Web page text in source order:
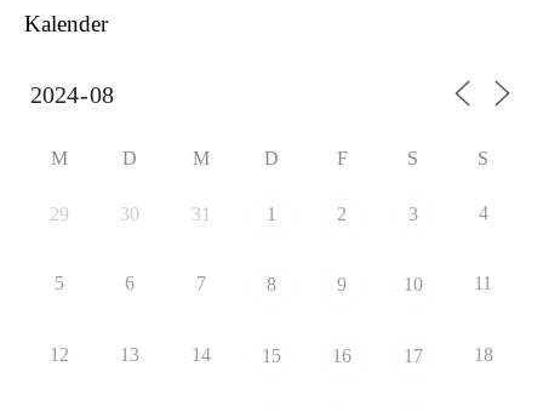
Kalender
M D M D F S S
29 30 31 1 2 3 4
5 6 7 8 9 10 11
12 13 14 15 16 17 18